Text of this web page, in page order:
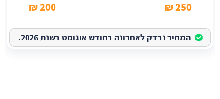
250 ₪
200 ₪
המחיר נבדק לאחרונה בחודש אוגוסט בשנת 2026.